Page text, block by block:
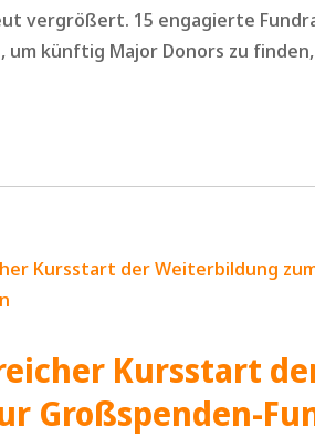
vergrößert. 15 engagierte
künftig Major Donors zu
Kursstart
Großspenden-